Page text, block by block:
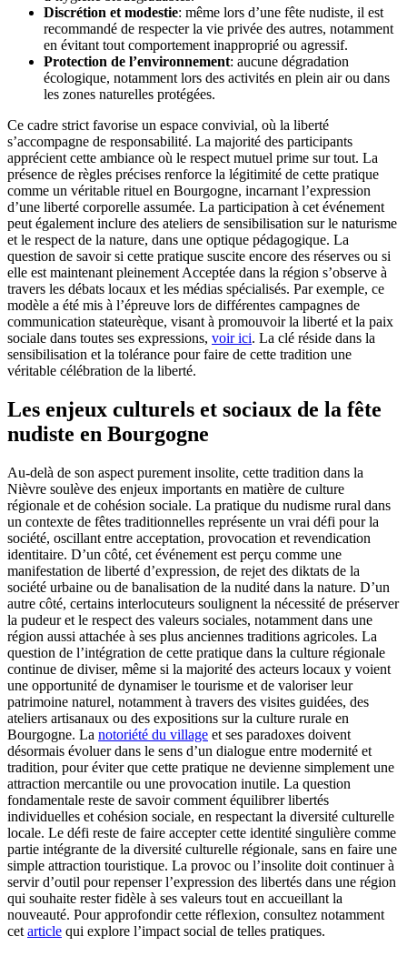
Discrétion et modestie: même lors d’une fête nudiste, il est
recommandé de respecter la vie privée des autres, notamment
en évitant tout comportement inapproprié ou agressif.
Protection de l’environnement: aucune dégradation
écologique, notamment lors des activités en plein air ou dans
les zones naturelles protégées.
Ce cadre strict favorise un espace convivial, où la liberté
s’accompagne de responsabilité. La majorité des participants
apprécient cette ambiance où le respect mutuel prime sur tout. La
présence de règles précises renforce la légitimité de cette pratique
comme un véritable rituel en Bourgogne, incarnant l’expression
d’une liberté corporelle assumée. La participation à cet événement
peut également inclure des ateliers de sensibilisation sur le naturisme
et le respect de la nature, dans une optique pédagogique. La
question de savoir si cette pratique suscite encore des réserves ou si
elle est maintenant pleinement Acceptée dans la région s’observe à
travers les débats locaux et les médias spécialisés. Par exemple, ce
modèle a été mis à l’épreuve lors de différentes campagnes de
communication stateurèque, visant à promouvoir la liberté et la paix
sociale dans toutes ses expressions, voir ici. La clé réside dans la
sensibilisation et la tolérance pour faire de cette tradition une
véritable célébration de la liberté.
Les enjeux culturels et sociaux de la fête
nudiste en Bourgogne
Au-delà de son aspect purement insolite, cette tradition dans la
Nièvre soulève des enjeux importants en matière de culture
régionale et de cohésion sociale. La pratique du nudisme rural dans
un contexte de fêtes traditionnelles représente un vrai défi pour la
société, oscillant entre acceptation, provocation et revendication
identitaire. D’un côté, cet événement est perçu comme une
manifestation de liberté d’expression, de rejet des diktats de la
société urbaine ou de banalisation de la nudité dans la nature. D’un
autre côté, certains interlocuteurs soulignent la nécessité de préserver
la pudeur et le respect des valeurs sociales, notamment dans une
région aussi attachée à ses plus anciennes traditions agricoles. La
question de l’intégration de cette pratique dans la culture régionale
continue de diviser, même si la majorité des acteurs locaux y voient
une opportunité de dynamiser le tourisme et de valoriser leur
patrimoine naturel, notamment à travers des visites guidées, des
ateliers artisanaux ou des expositions sur la culture rurale en
Bourgogne. La notoriété du village et ses paradoxes doivent
désormais évoluer dans le sens d’un dialogue entre modernité et
tradition, pour éviter que cette pratique ne devienne simplement une
attraction mercantile ou une provocation inutile. La question
fondamentale reste de savoir comment équilibrer libertés
individuelles et cohésion sociale, en respectant la diversité culturelle
locale. Le défi reste de faire accepter cette identité singulière comme
partie intégrante de la diversité culturelle régionale, sans en faire une
simple attraction touristique. La provoc ou l’insolite doit continuer à
servir d’outil pour repenser l’expression des libertés dans une région
qui souhaite rester fidèle à ses valeurs tout en accueillant la
nouveauté. Pour approfondir cette réflexion, consultez notamment
cet article qui explore l’impact social de telles pratiques.